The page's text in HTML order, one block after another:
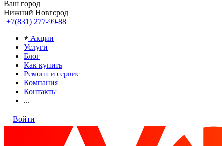
Ваш город
Нижний Новгород
+7(831) 277-99-88
Акции
Услуги
Блог
Как купить
Ремонт и сервис
Компания
Контакты
...
Войти